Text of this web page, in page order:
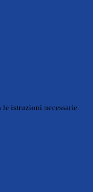
istruzioni necessarie.